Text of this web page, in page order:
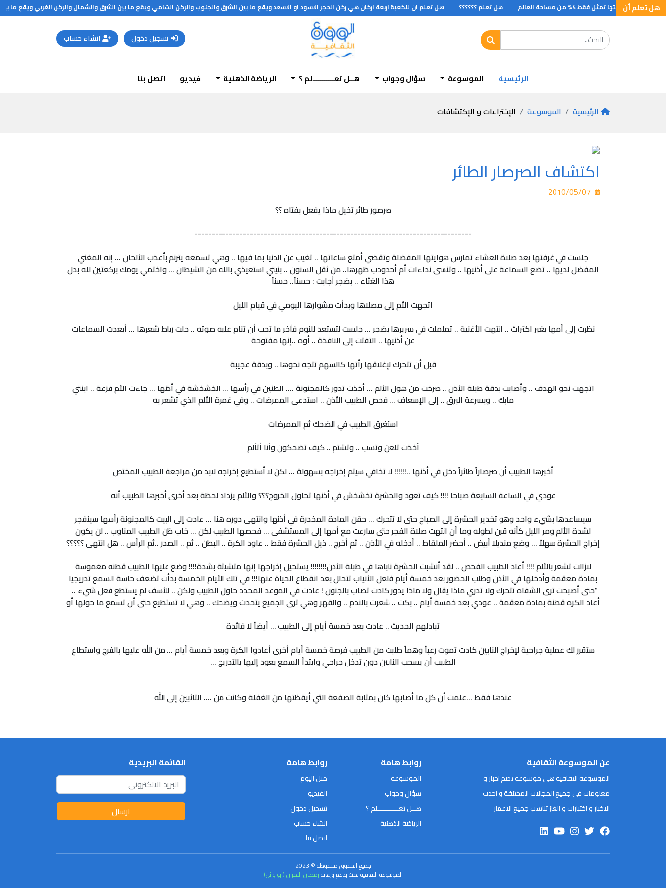
هل تعلم أن هل تعلم ؟؟؟؟؟؟ هل تعلم ان للكعبة اربعة اركان هي ركن الحجر الاسود او الاسعد ويقع ما بين الشرق والجنوب والركن الشامي ويقع ما بين الشرق والشمال والركن الغربي ويقع ما بين
تسجيل دخول انشاء حساب
الرئيسية الموسوعة سؤال وجواب هــل تعـــــــــــلم ؟ الرياضة الذهنية فيديو اتصل بنا
الرئيسية الموسوعة الإختراعات و الإكتشافات
اكتشاف الصرصار الطائر
صرصور طائر تخيل ماذا يفعل بفتاه ؟؟
--------------------------------------------------------------------------------
جلست في غرفتها بعد صلاة العشاء تمارس هوايتها المفضلة وتقضي أمتع ساعاتها .. تغيب عن الدنيا بما فيها .. وهي تسمعه يترنم بأعذب الألحان ... إنه المغني
المفضل لديها .. تضع السماعة على أذنيها .. وتنسى نداءات أم أحدودب ظهرها.. من ثقل السنون .. بنيتي استعيذي بالله من الشيطان ... واختمي يومك بركعتين لله بدل
هذا الغثاء .. بضجر أجابت : حسناً.. حسناً
اتجهت الأم إلى مصلاها وبدأت مشوارها اليومي في قيام الليل
نظرت إلى أمها بغير اكتراث .. انتهت الأغنية .. تململت في سريرها بضجر ... جلست لتستعد للنوم فآخر ما تحب أن تنام عليه صوته .. حلت رباط شعرها ... أبعدت السماعات
عن أذنيها .. التفتت إلى النافذة .. أوه ..إنها مفتوحة
قبل أن تتحرك لإغلاقها رأتها كالسهم تتجه نحوها .. وبدقة عجيبة
اتجهت نحو الهدف .. وأصابت بدقة طبلة الأذن .. صرخت من هول الألم ... أخذت تدور كالمجنونة .... الطنين في رأسها ... الخشخشة في أذنها ... جاءت الأم فزعة .. ابنتي
مابك .. وبسرعة البرق .. إلى الإسعاف ... فحص الطبيب الأذن .. استدعى الممرضات .. وفي غمرة الألم الذي تشعر به
استغرق الطبيب في الضحك ثم الممرضات
أخذت تلعن وتسب .. وتشتم .. كيف تضحكون وأنا أتألم
أخبرها الطبيب أن صرصاراً طائراً دخل في أذنها ..!!!!!! لا تخافي سيتم إخراجه بسهولة ... لكن لا أستطيع إخراجه لابد من مراجعة الطبيب المختص
عودي في الساعة السابعة صباحا !!!! كيف تعود والحشرة تخشخش في أذنها تحاول الخروج؟؟؟ والألم يزداد لحظة بعد أخرى أخبرها الطبيب أنه
سيساعدها بشيء واحد وهو تخدير الحشرة إلى الصباح حتى لا تتحرك ... حقن المادة المخدرة في أذنها وانتهى دوره هنا ... عادت إلى البيت كالمجنونة رأسها سينفجر
لشدة الألم ومر الليل كأنه قرن لطوله وما أن انتهت صلاة الفجر حتى سارعت مع أمها إلى المستشفى ... فحصها الطبيب لكن ... خاب ظن الطبيب المناوب .. لن يكون
إخراج الحشرة سهلاً ... وضع منديلا أبيض .. أحضر الملقاط .. أدخله في الأذن .. ثم أخرج .. ذيل الحشرة فقط .. عاود الكرة .. البطن .. ثم .. الصدر ..ثم الرأس .. هل انتهى ؟؟؟؟؟
لازالت تشعر بالألم !!!! أعاد الطبيب الفحص .. لقد أنشبت الحشرة ناباها في طبلة الأذن!!!!!!!! يستحيل إخراجها إنها متشبثة بشدة!!!! وضع عليها الطبيب قطنه مغموسة
بمادة معقمة وأدخلها في الأذن وطلب الحضور بعد خمسة أيام فلعل الأنياب تتحلل بعد انقطاع الحياة عنها!!! في تلك الأيام الخمسة بدأت تضعف حاسة السمع تدريجيا
ًحتى أصبحت ترى الشفاه تتحرك ولا تدري ماذا يقال ولا ماذا يدور كادت تصاب بالجنون ! عادت في الموعد المحدد حاول الطبيب ولكن .. للأسف لم يستطع فعل شيء ..
أعاد الكره قطنة بمادة معقمة .. عودي بعد خمسة أيام .. بكت .. شعرت بالندم .. والقهر وهي ترى الجميع يتحدث ويضحك .. وهي لا تستطيع حتى أن تسمع ما حولها أو
تبادلهم الحديث .. عادت بعد خمسة أيام إلى الطبيب ... أيضاً لا فائدة
ستقرر لك عملية جراحية لإخراج النابين كادت تموت رعباً وهماً طلبت من الطبيب فرصة خمسة أيام أخرى أعادوا الكرة وبعد خمسة أيام ... من الله عليها بالفرج واستطاع
الطبيب أن يسحب النابين دون تدخل جراحي وابتدأ السمع يعود إليها بالتدريج ...
عندها فقط ...علمت أن كل ما أصابها كان بمثابة الصفعة التي أيقظتها من الغفلة وكانت من .... التائبين إلى الله
عن الموسوعة الثقافية
الموسوعة الثقافية هى موسوعة تضم اخبار و
معلومات فى جميع المجالات المختلفة و احدث
الاخبار و اختبارات و الغاز تناسب جميع الاعمار
روابط هامة
الموسوعة
سؤال وجواب
هــل تعـــــــــــلم ؟
الرياضة الذهنية
روابط هامة
مثل اليوم
الفيديو
تسجيل دخول
انشاء حساب
اتصل بنا
القائمة البريدية
ارسال
جميع الحقوق محفوظة © 2023
الموسوعة الثقافية تمت بدعم ورعايةرمضان النمران (ابو وائل)